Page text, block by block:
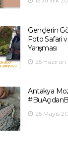
Gençlerin
Foto Safari
Yarışması
25 Haziran
Antakya
25 Mayıs